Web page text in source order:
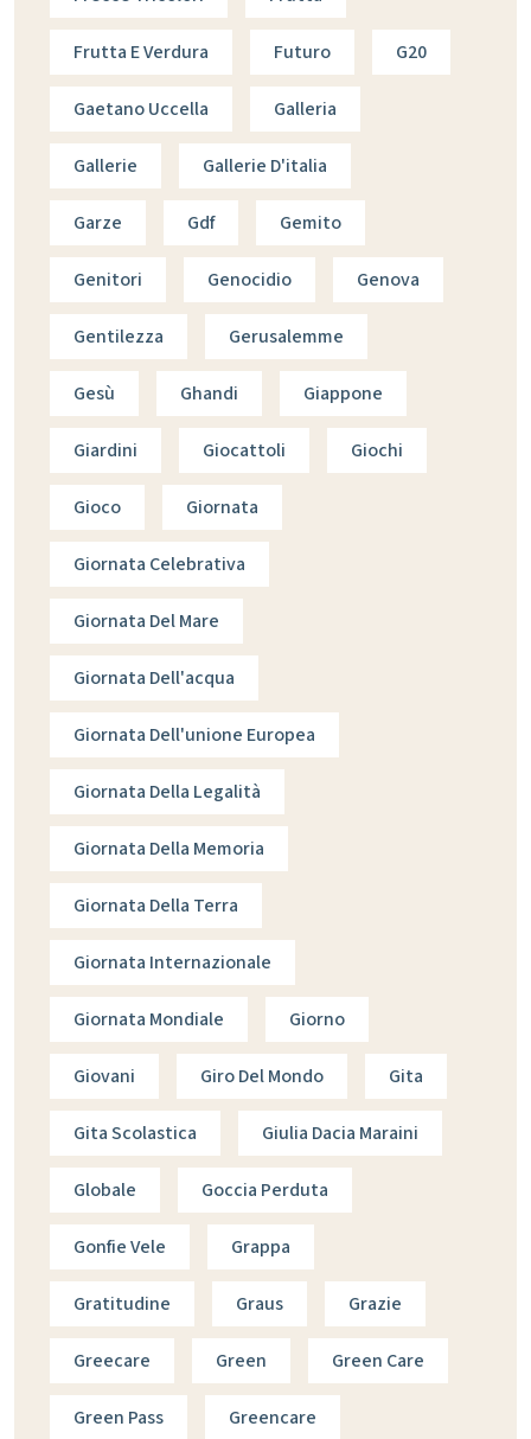
Frutta E Verdura Futuro G20
Gaetano Uccella Galleria
Gallerie Gallerie D'italia
Garze Gdf Gemito
Genitori Genocidio Genova
Gentilezza Gerusalemme
Gesù Ghandi Giappone
Giardini Giocattoli Giochi
Gioco Giornata
Giornata Celebrativa
Giornata Del Mare
Giornata Dell'acqua
Giornata Dell'unione Europea
Giornata Della Legalità
Giornata Della Memoria
Giornata Della Terra
Giornata Internazionale
Giornata Mondiale Giorno
Giovani Giro Del Mondo Gita
Gita Scolastica Giulia Dacia Maraini
Globale Goccia Perduta
Gonfie Vele Grappa
Gratitudine Graus Grazie
Greecare Green Green Care
Green Pass Greencare